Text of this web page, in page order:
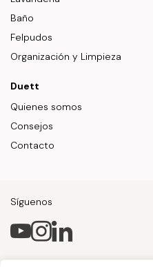
Baño
Felpudos
Organización y Limpieza
Duett
Quienes somos
Consejos
Contacto
Síguenos